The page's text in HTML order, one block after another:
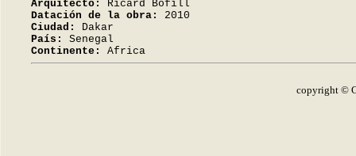
Arquitecto:
Ricard Bofill
Datación de la obra:
2010
Ciudad:
Dakar
País:
Senegal
Continente:
Africa
copyright ©